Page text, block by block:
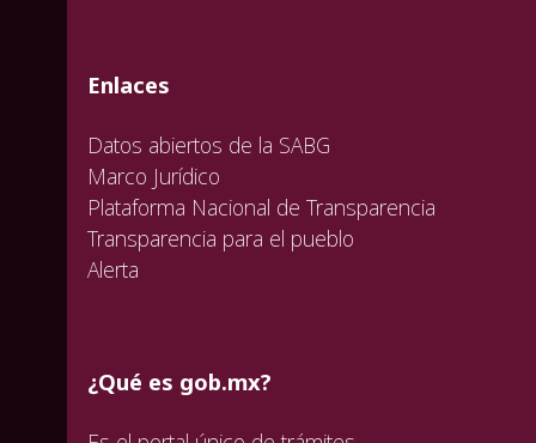
valida
valida
valida
Enlaces
Datos abiertos de la SABG
Marco Jurídico
Plataforma Nacional de Transparencia
Transparencia para el pueblo
Alerta
¿Qué es gob.mx?